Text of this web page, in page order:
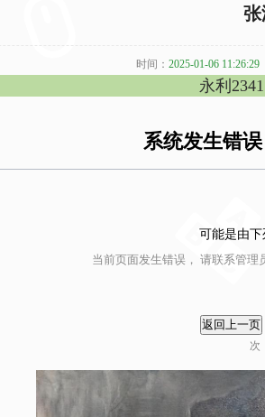
时间：2025-01-06 11:26:29
永利
系统发生错误
可能是由下
当前页面发生错误， 请联系管理
次